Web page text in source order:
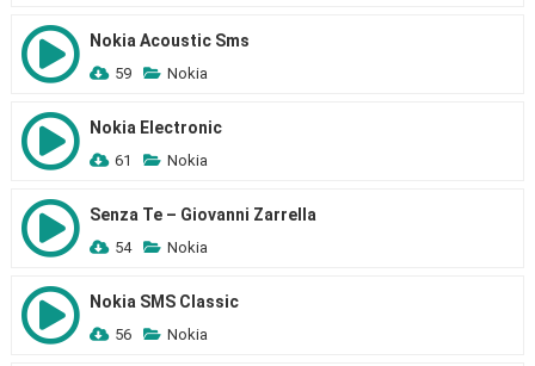
Nokia Acoustic Sms
59 Nokia
Nokia Electronic
61 Nokia
Senza Te – Giovanni Zarrella
54 Nokia
Nokia SMS Classic
56 Nokia